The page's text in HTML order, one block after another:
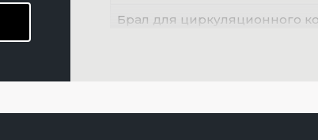
Брал для циркуляционного